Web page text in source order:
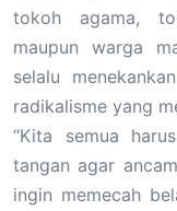
tokoh agama,
maupun warga
selalu
radikalisme yang
“Kita semua
tangan agar
ingin memecah